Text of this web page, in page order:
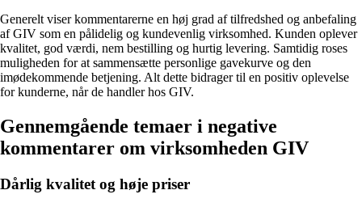
Generelt viser kommentarerne en høj grad af tilfredshed og anbefaling
af GIV som en pålidelig og kundevenlig virksomhed. Kunden oplever
kvalitet, god værdi, nem bestilling og hurtig levering. Samtidig roses
muligheden for at sammensætte personlige gavekurve og den
imødekommende betjening. Alt dette bidrager til en positiv oplevelse
for kunderne, når de handler hos GIV.
Gennemgående temaer i negative
kommentarer om virksomheden GIV
Dårlig kvalitet og høje priser